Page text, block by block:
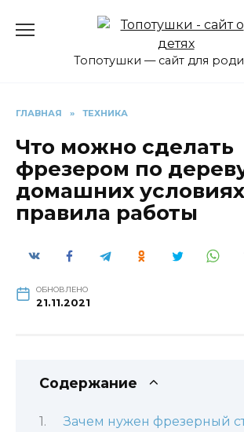
Топотушки — сайт для
ГЛАВНАЯ » ТЕХНИКА
Что можно сделать
фрезером по
домашних
правила работы
ОБНОВЛЕНО
21.11.2021
Содержание
Зачем нужен фрезерный